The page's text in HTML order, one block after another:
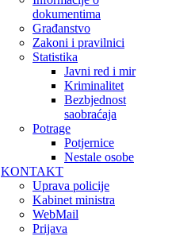
dokumentima
Građanstvo
Zakoni i pravilnici
Statistika
Javni red i mir
Kriminalitet
Bezbjednost
saobraćaja
Potrage
Potjernice
Nestale osobe
KONTAKT
Uprava policije
Kabinet ministra
WebMail
Prijava